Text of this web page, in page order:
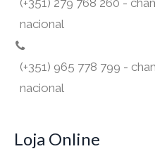
nacional
(+351) 965 778 799 -
nacional
Loja Online